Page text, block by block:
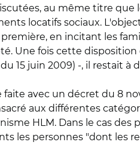
au même titre que
locatifs sociaux.
en incitant les
Une fois cette
15 juin 2009) -, il restait
faite avec un décret du 8
aux différentes
HLM. Dans le cas
les personnes "dont les